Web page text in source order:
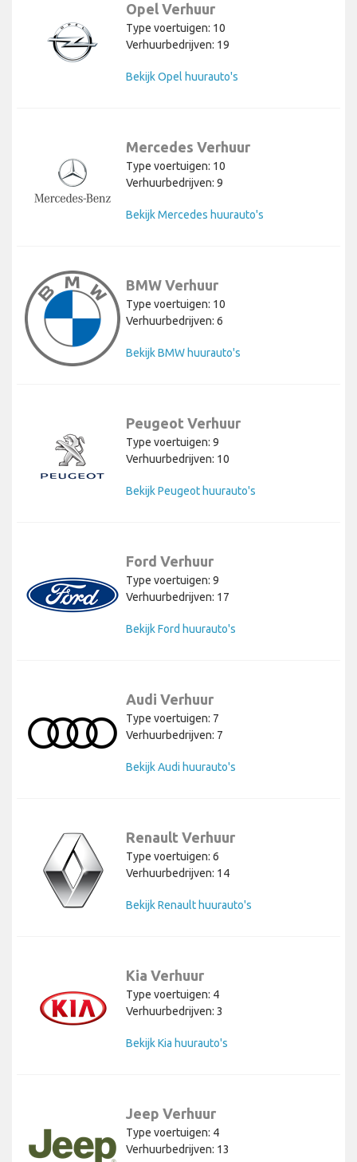
Opel Verhuur
Type voertuigen: 10
Verhuurbedrijven: 19
Bekijk Opel huurauto's
Mercedes Verhuur
Type voertuigen: 10
Verhuurbedrijven: 9
Bekijk Mercedes huurauto's
BMW Verhuur
Type voertuigen: 10
Verhuurbedrijven: 6
Bekijk BMW huurauto's
Peugeot Verhuur
Type voertuigen: 9
Verhuurbedrijven: 10
Bekijk Peugeot huurauto's
Ford Verhuur
Type voertuigen: 9
Verhuurbedrijven: 17
Bekijk Ford huurauto's
Audi Verhuur
Type voertuigen: 7
Verhuurbedrijven: 7
Bekijk Audi huurauto's
Renault Verhuur
Type voertuigen: 6
Verhuurbedrijven: 14
Bekijk Renault huurauto's
Kia Verhuur
Type voertuigen: 4
Verhuurbedrijven: 3
Bekijk Kia huurauto's
Jeep Verhuur
Type voertuigen: 4
Verhuurbedrijven: 13